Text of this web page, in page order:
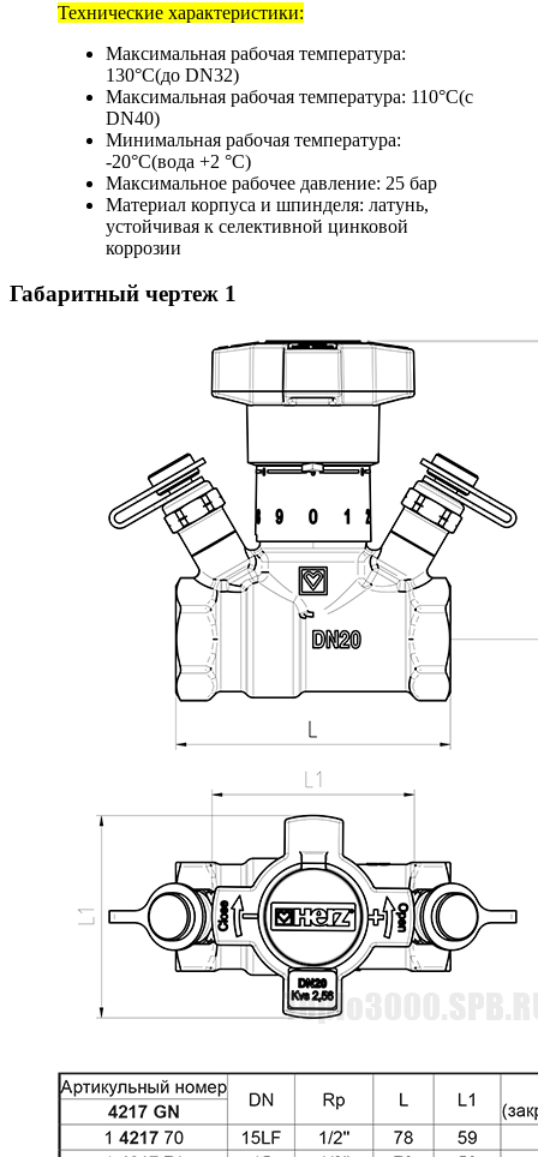
Технические характеристики:
Максимальная рабочая температура:
130°C(до DN32)
Максимальная рабочая температура: 110°C(с
DN40)
Минимальная рабочая температура:
-20°C(вода +2 °C)
Максимальное рабочее давление: 25 бар
Материал корпуса и шпинделя: латунь,
устойчивая к селективной цинковой
коррозии
Габаритный чертеж 1